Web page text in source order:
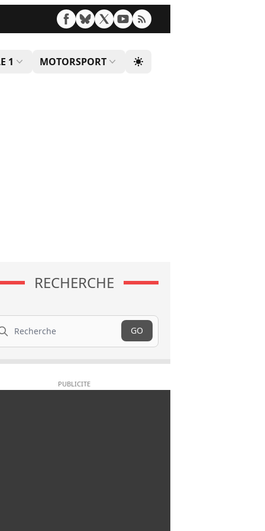
1 MOTORSPORT
RECHERCHE
GO